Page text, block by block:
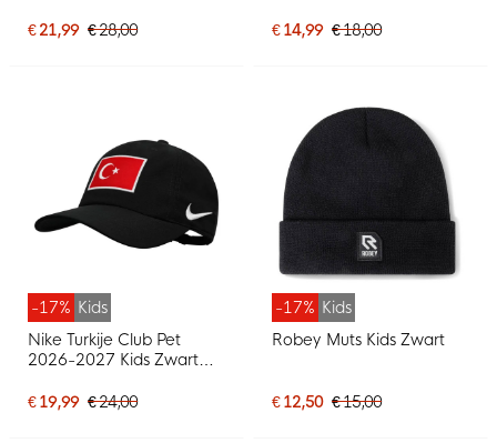
€ 21,99 € 28,00
€ 14,99 € 18,00
-17% Kids
Nike Turkije Club Pet
2026-2027 Kids Zwart
€ 19,99 € 24,00
-17% Kids
Robey Muts Kids Zwart
€ 12,50 € 15,00